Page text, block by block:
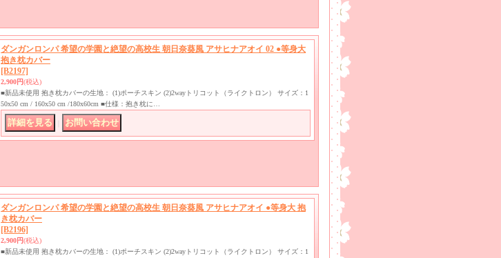
ダンガンロンパ 希望の学園と絶望の高校生 朝日奈葵風 アサヒナアオイ 02 ●等身大
抱き枕カバー
[B2197]
2,900円(税込)
■新品未使用 抱き枕カバーの生地： (1)ポーチスキン (2)2wayトリコット（ライクトロン） サイズ：1
50x50 cm / 160x50 cm /180x60cm ■仕様：抱き枕に…
ダンガンロンパ 希望の学園と絶望の高校生 朝日奈葵風 アサヒナアオイ ●等身大 抱
き枕カバー
[B2196]
2,900円(税込)
■新品未使用 抱き枕カバーの生地： (1)ポーチスキン (2)2wayトリコット（ライクトロン） サイズ：1